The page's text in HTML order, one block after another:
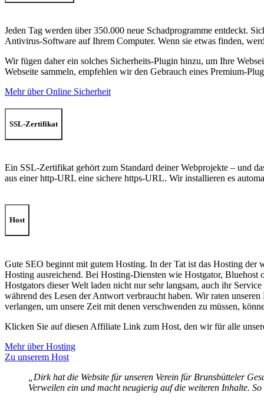
Jeden Tag werden über 350.000 neue Schadprogramme entdeckt.
Antivirus-Software auf Ihrem Computer. Wenn sie etwas finden,
Wir fügen daher ein solches Sicherheits-Plugin hinzu, um Ihre
Webseite sammeln, empfehlen wir den Gebrauch eines Premium-
Mehr über Online Sicherheit
SSL-Zertifikat
Ein SSL-Zertifikat gehört zum Standard deiner Webprojekte – und
aus einer http-URL eine sichere https-URL. Wir installieren es
Host
Gute SEO beginnt mit gutem Hosting. In der Tat ist das Hosting der
Hosting ausreichend. Bei Hosting-Diensten wie Hostgator, Bluehost
Hostgators dieser Welt laden nicht nur sehr langsam, auch ihr
während des Lesen der Antwort verbraucht haben. Wir raten
verlangen, um unsere Zeit mit denen verschwenden zu müssen,
Klicken Sie auf diesen Affiliate Link zum Host, den wir für alle
Mehr über Hosting
Zu unserem Host
„Dirk hat die Website für unseren Verein für Brunsbütteler
Verweilen ein und macht neugierig auf die weiteren Inhalte.